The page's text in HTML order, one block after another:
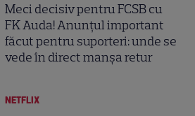
Meci decisiv pentru FCSB cu
FK Auda! Anunțul important
făcut pentru suporteri: unde se
vede în direct manșa retur
NETFLIX